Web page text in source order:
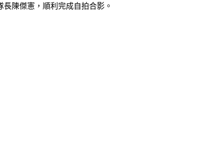
陳傑憲，順利完成自拍合影。